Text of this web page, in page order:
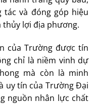
tác và đóng góp hiệu
thủy lợi địa phương.
của Trường được tín
chỉ là niềm vinh dự
mà còn là minh
uy tín của Trường Đại
nguồn nhân lực chất